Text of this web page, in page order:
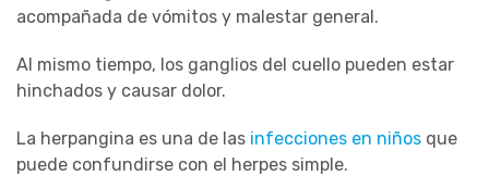
acompañada de vómitos y malestar general.
Al mismo tiempo, los ganglios del cuello pueden estar
hinchados y causar dolor.
La herpangina es una de las infecciones en niños que
puede confundirse con el herpes simple.